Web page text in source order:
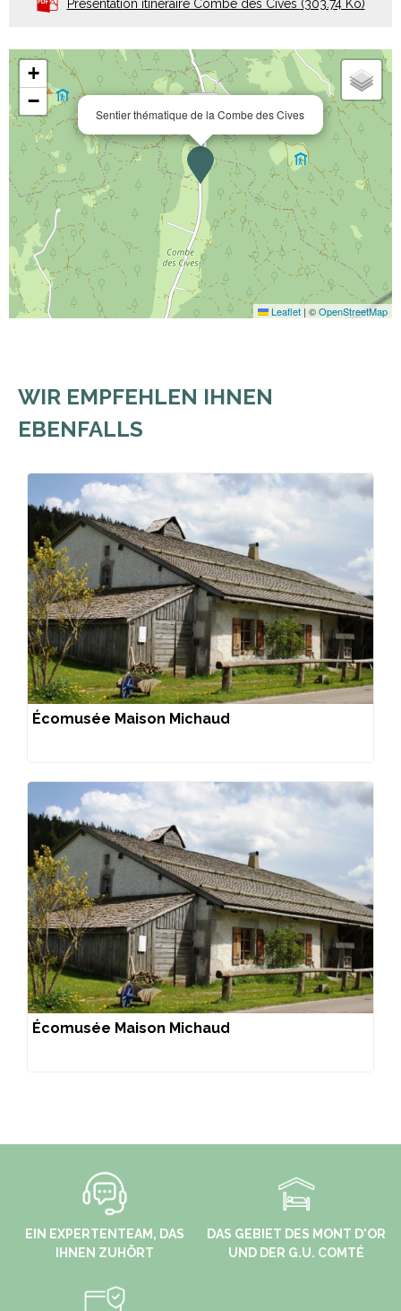
Présentation itinéraire Combe des Cives (303.74 Ko)
Sentier thématique de la Combe des Cives
+
−
Leaflet | ©OpenStreetMap
WIR EMPFEHLEN IHNEN
EBENFALLS
Écomusée Maison Michaud
Écomusée Maison Michaud
EIN EXPERTENTEAM, DAS
IHNEN ZUHÖRT
DAS GEBIET DES MONT D'OR
UND DER G.U. COMTÉ